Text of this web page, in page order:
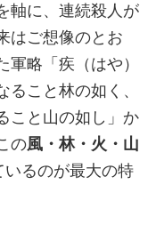
軸に、連続殺人が
はご想像のとお
略「疾（はや）
こと林の如く、
こと山の如し」か
の風・林・火・山
いるのが最大の特